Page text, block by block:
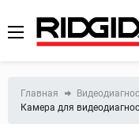
Главная
Камера для